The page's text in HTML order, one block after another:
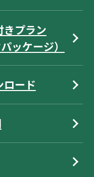
きプラン
ッケージ）
ロード